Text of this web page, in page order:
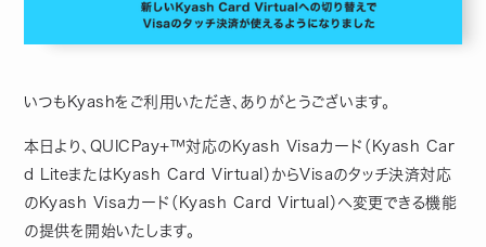
いつもKyashをご利用いただき、ありがとうございます。
本日より、QUICPay+™対応のKyash Visaカード（Kyash Car
d LiteまたはKyash Card Virtual）からVisaのタッチ決済対応
のKyash Visaカード（Kyash Card Virtual）へ変更できる機能
の提供を開始いたします。